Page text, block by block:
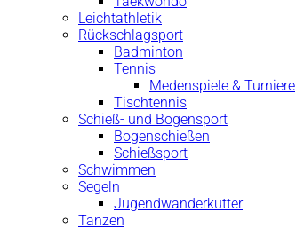
Leichtathletik
Rückschlagsport
Badminton
Tennis
Medenspiele & Turniere
Tischtennis
Schieß- und Bogensport
Bogenschießen
Schießsport
Schwimmen
Segeln
Jugendwanderkutter
Tanzen